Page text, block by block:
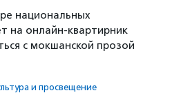
национальных
на онлайн-квартирник
с мокшанской прозой
и просвещение